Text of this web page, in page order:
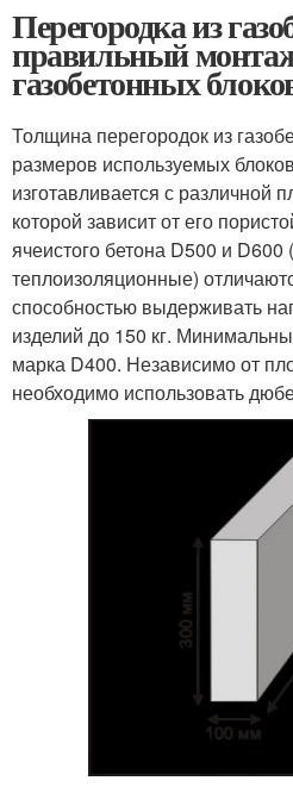
Перегородка из
правильный
газобетонных
Толщина перегородок из
размеров используемых
изготавливается с различной
которой зависит от его
ячеистого бетона D500 и D600
теплоизоляционные)
способностью выдерживать
изделий до 150 кг.
марка D400. Независимо от
необходимо использовать